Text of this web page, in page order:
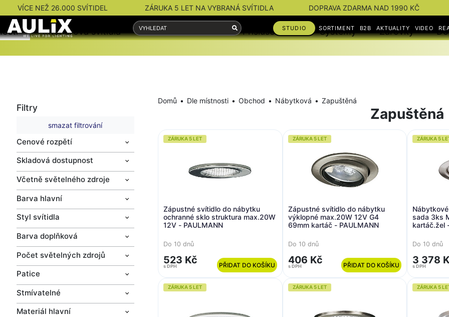
VÍCE NEŽ 26.000 SVÍTIDEL ZÁRUKA 5 LET NA VYBRANÁ SVÍTIDLA DOPRAVA ZDARMA NAD 1990 KČ
STUDIO SORTIMENT B2B AKTUALITY VIDEO
Interiérová svítidla Venkovní svítidla Příslušenství Systémy Žárovky
Filtry
smazat filtrování
Cenové rozpětí
Skladová dostupnost
Včetně světelného zdroje
Barva hlavní
Styl svítidla
Barva doplňková
Počet světelných zdrojů
Patice
Stmívatelné
Materiál hlavní
Domů Dle místnosti Obchod Nábytková Zapuštěná
Zapuštěná
ZÁRUKA 5 LET
Zápustné svítidlo do nábytku
ochranné sklo struktura max.20W
12V - PAULMANN
Do 10 dnů
523 Kč
s DPH PŘIDAT DO KOŠÍKU
ZÁRUKA 5 LET
Zápustné svítidlo do nábytku
výklopné max.20W 12V G4
69mm kartáč - PAULMANN
Do 10 dnů
406 Kč
s DPH PŘIDAT DO KOŠÍKU
ZÁRUKA 5
sada 3ks
kartáč.žel
Do 10 dnů
3 378
s DPH
ZÁRUKA 5 LET ZÁRUKA 5 LET ZÁRUKA 5